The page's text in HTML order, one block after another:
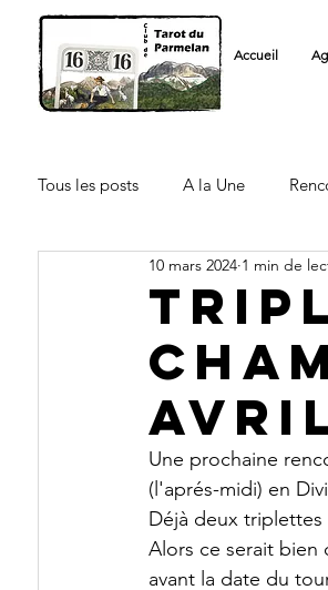
Accueil
Tous les posts A la Une
Licenciés FFT Autre Club
10 mars 2024 1 min de
Une prochaine
(l'aprés-midi) en
Déjà deux triplettes
Alors ce serait
avant la date du